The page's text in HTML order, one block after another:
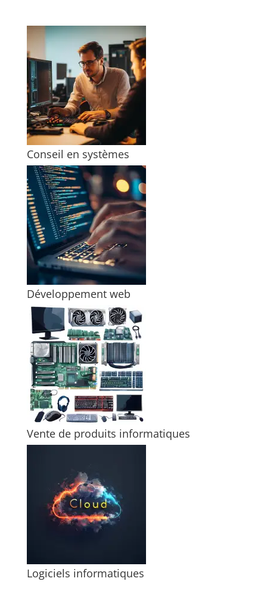
Conseil en systèmes
Développement web
Vente de produits informatiques
Logiciels informatiques